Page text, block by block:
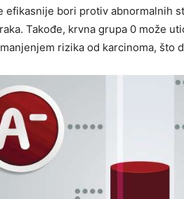
efikasnije bori protiv abnormalnih
Takođe, krvna grupa 0 može
rizika od karcinoma, što